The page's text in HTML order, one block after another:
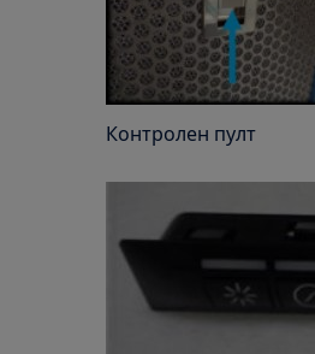
Контролен пулт